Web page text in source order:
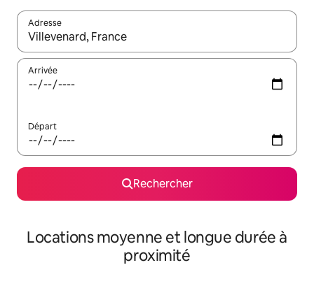
Adresse
Lorsque les résultats s'affichent, utilisez les flèches vers le
Arrivée
Départ
Rechercher
Locations moyenne et longue durée à
proximité